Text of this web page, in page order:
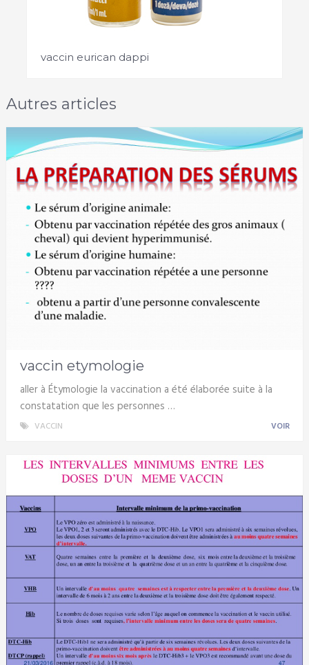
vaccin eurican dappi
Autres articles
vaccin etymologie
aller à Étymologie la vaccination a été élaborée suite à la
constatation que les personnes …
VACCIN VOIR